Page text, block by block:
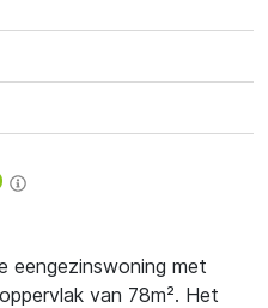
eengezinswoning met
van 78m². Het